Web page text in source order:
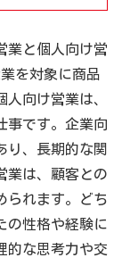
業と個人向け営
を対象に商品
向け営業は、
事です。企業向
り、長期的な関
業は、顧客との
られます。どち
の性格や経験に
的な思考力や交